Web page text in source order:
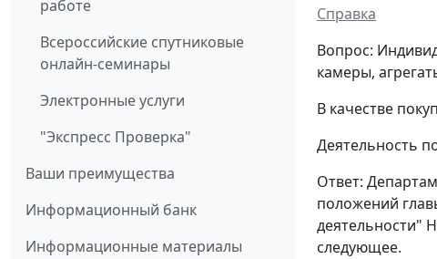
работе
Всероссийские спутниковые
онлайн-семинары
Электронные услуги
"Экспресс Проверка"
Ваши преимущества
Информационный банк
Информационные материалы
Справка
Вопрос:
камеры,
В качестве
Деятельность
Ответ:
положений
деятельности"
следующее.